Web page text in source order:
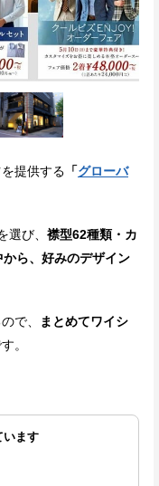
提供する 「グローバ
び、 襟型62種類・カ
ら、好みのデザイン
で、
まとめてワイシ
。
います